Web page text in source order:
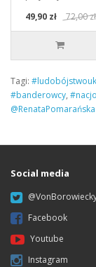
49,90 zł
72,00 zł
Tagi:
#banderowcy,
@RenataPomarańska
Social media
Facebook
Youtube
Instagram